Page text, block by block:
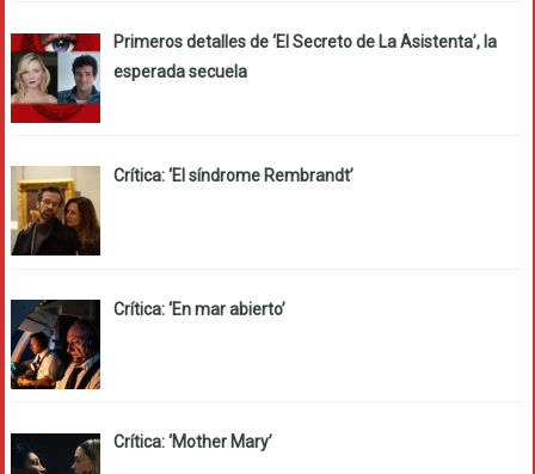
Primeros detalles de ‘El Secreto de La Asistenta’, la
esperada secuela
Crítica: ‘El síndrome Rembrandt’
Crítica: ‘En mar abierto’
Crítica: ‘Mother Mary’